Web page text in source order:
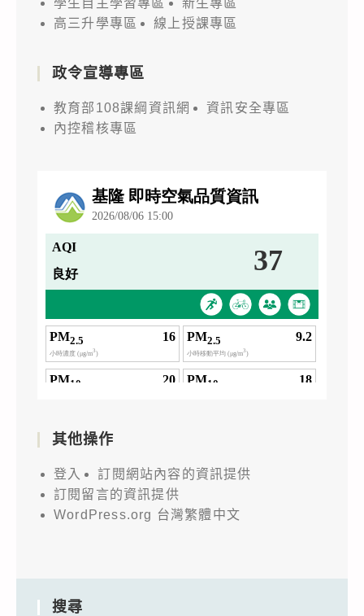
高三升學專區
線上授課專區
政令宣導專區
教育部108課綱資訊網
資訊安全專區
內控稽核專區
其他操作
登入
訂閱網站內容的資訊提供
訂閱留言的資訊提供
WordPress.org 台灣繁體中文
搜尋